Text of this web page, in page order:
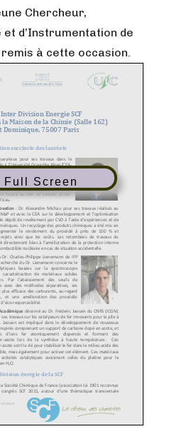
Chercheur,
d’Instrumentation de
à cette occasion.
Full Screen